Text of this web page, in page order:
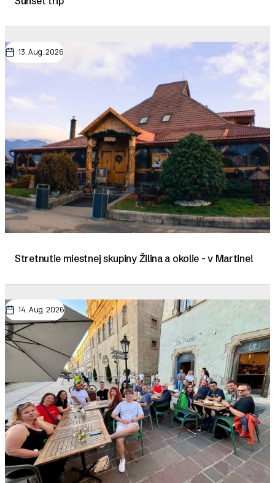
13. Aug. 2026
Stretnutie miestnej skupiny Žilina a okolie - v Martine!
14. Aug. 2026